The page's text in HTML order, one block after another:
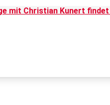
mit Christian Kunert findet